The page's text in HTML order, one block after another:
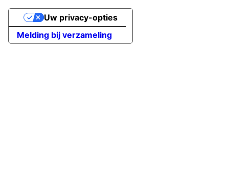
Melding bij verzameling
Uw privacy-opties